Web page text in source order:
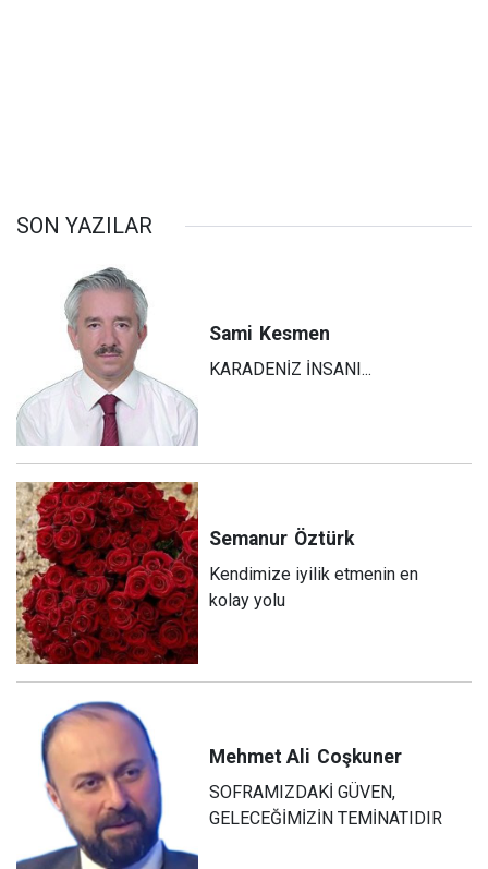
SON YAZILAR
Sami Kesmen
KARADENİZ İNSANI...
Semanur Öztürk
Kendimize iyilik etmenin en
kolay yolu
Mehmet Ali Coşkuner
SOFRAMIZDAKİ GÜVEN,
GELECEĞİMİZİN TEMİNATIDIR